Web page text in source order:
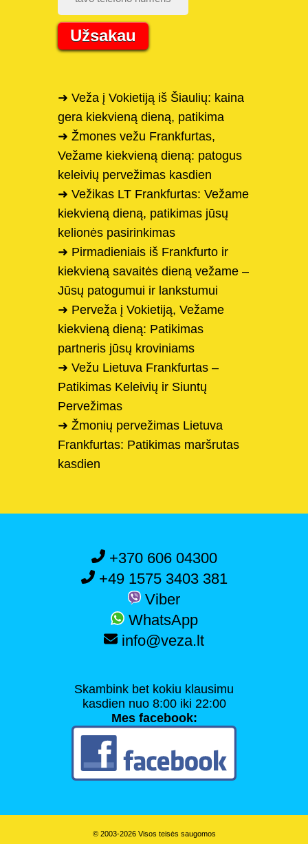
Užsakau
➜ Veža į Vokietiją iš Šiaulių: kaina
gera kiekvieną dieną, patikima
➜ Žmones vežu Frankfurtas,
Vežame kiekvieną dieną: patogus
keleivių pervežimas kasdien
➜ Vežikas LT Frankfurtas: Vežame
kiekvieną dieną, patikimas jūsų
kelionės pasirinkimas
➜ Pirmadieniais iš Frankfurto ir
kiekvieną savaitės dieną vežame –
Jūsų patogumui ir lankstumui
➜ Perveža į Vokietiją, Vežame
kiekvieną dieną: Patikimas
partneris jūsų kroviniams
➜ Vežu Lietuva Frankfurtas –
Patikimas Keleivių ir Siuntų
Pervežimas
➜ Žmonių pervežimas Lietuva
Frankfurtas: Patikimas maršrutas
kasdien
+370 606 04300
+49 1575 3403 381
Viber
WhatsApp
info@veza.lt
Skambink bet kokiu klausimu
kasdien nuo 8:00 iki 22:00
Mes facebook:
© 2003-2026 Visos teisės saugomos